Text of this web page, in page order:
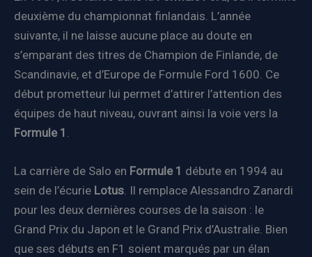
deuxième du championnat finlandais. L’année
suivante, il ne laisse aucune place au doute en
s’emparant des titres de Champion de Finlande, de
Scandinavie, et d’Europe de Formule Ford 1600. Ce
début prometteur lui permet d’attirer l’attention des
équipes de haut niveau, ouvrant ainsi la voie vers la
Formule 1 .
La carrière de Salo en Formule 1 débute en 1994 au
sein de l’écurie Lotus. Il remplace Alessandro Zanardi
pour les deux dernières courses de la saison : le
Grand Prix du Japon et le Grand Prix d’Australie. Bien
que ses débuts en F1 soient marqués par un élan